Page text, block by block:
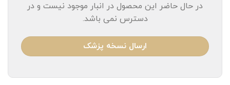
در حال حاضر این محصول در انبار موجود نیست و در
دسترس نمی باشد.
ارسال نسخه پزشک